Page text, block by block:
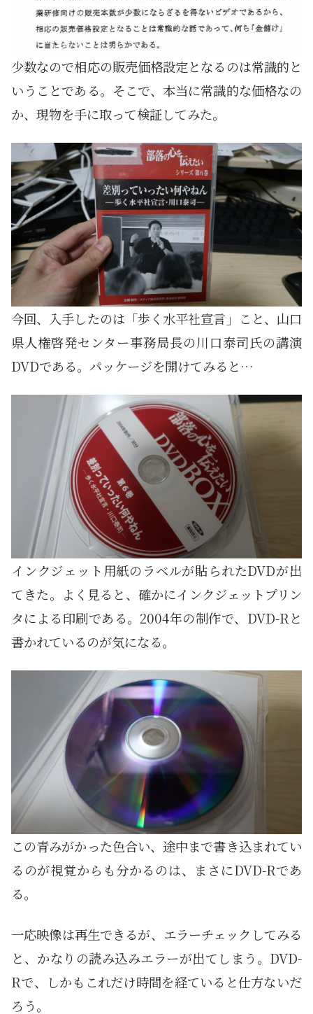
少数なので相応の販売価格設定となるのは常識的と
いうことである。そこで、本当に常識的な価格なの
か、現物を手に取って検証してみた。
今回、入手したのは「歩く水平社宣言」こと、山口
県人権啓発センター事務局長の川口泰司氏の講演
DVDである。パッケージを開けてみると…
インクジェット用紙のラベルが貼られたDVDが出
てきた。よく見ると、確かにインクジェットプリン
タによる印刷である。2004年の制作で、DVD-Rと
書かれているのが気になる。
この青みがかった色合い、途中まで書き込まれてい
るのが視覚からも分かるのは、まさにDVD-Rであ
る。
一応映像は再生できるが、エラーチェックしてみる
と、かなりの読み込みエラーが出てしまう。DVD-
Rで、しかもこれだけ時間を経ていると仕方ないだ
ろう。